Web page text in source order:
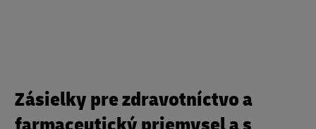
Zásielky pre zdravotníctvo a